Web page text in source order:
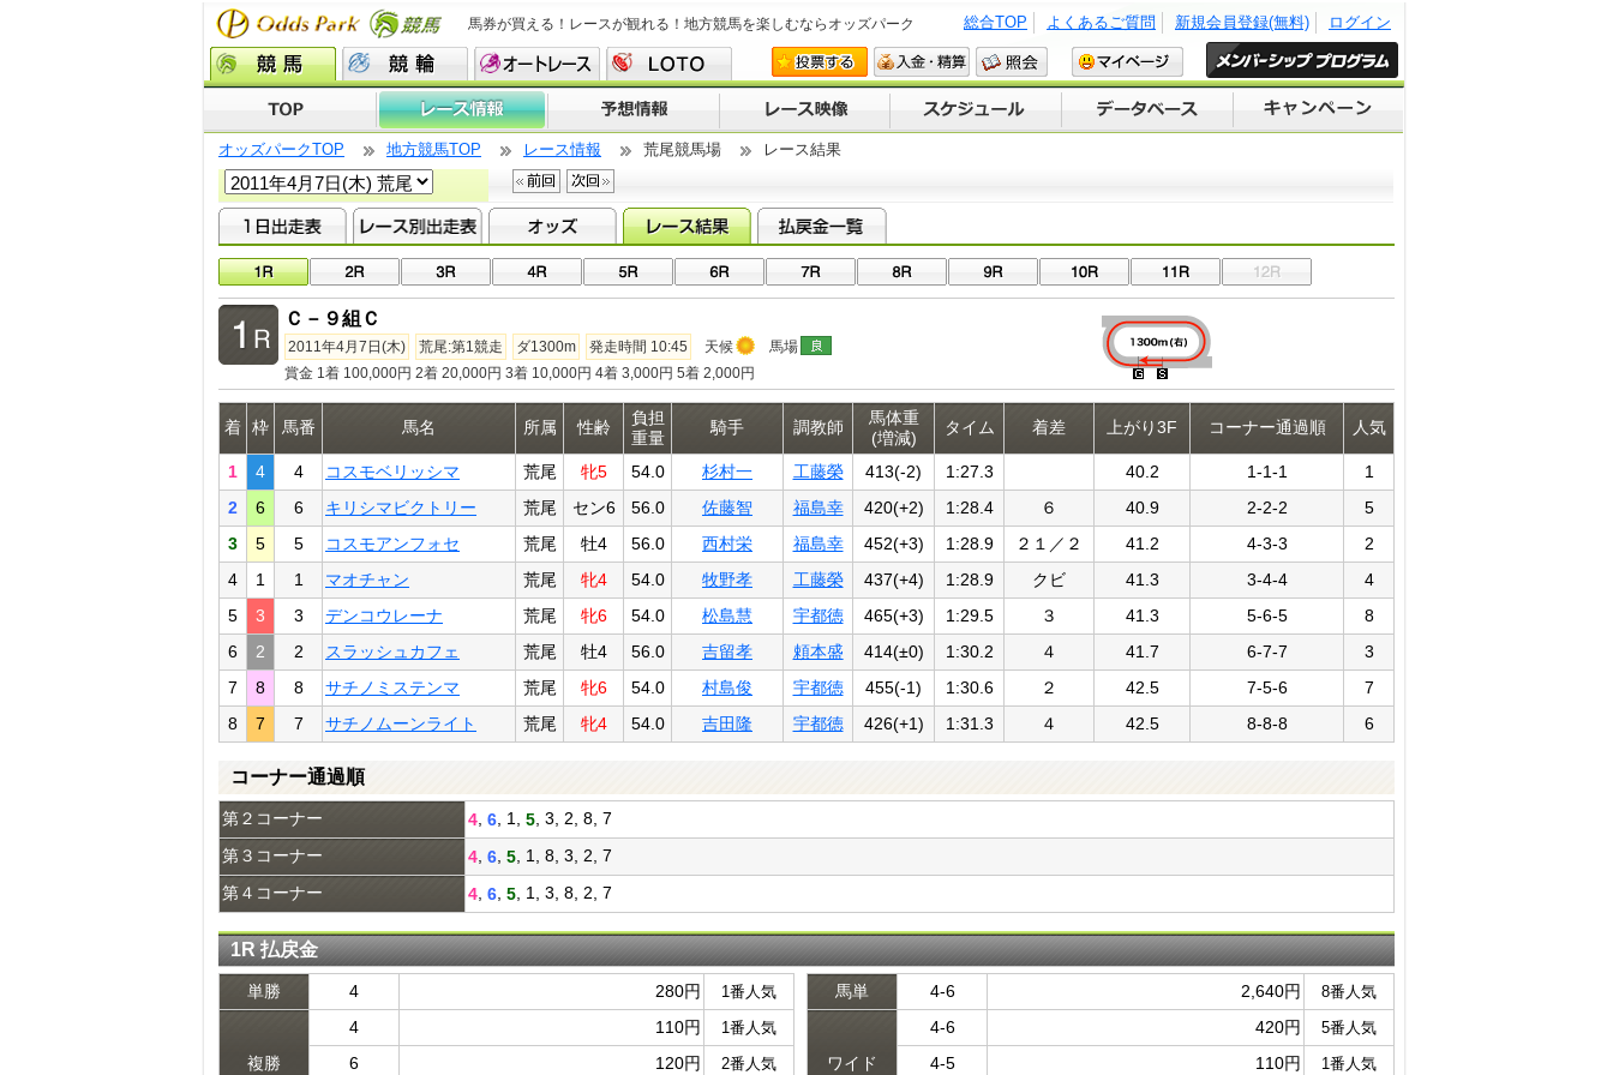
馬券が買える！レースが観れる！地方競馬を楽しむならオッズパーク ログイン
新規会員登録(無料)
よくあるご質問
総合TOP
オッズパークTOP 地方競馬TOP レース情報 荒尾競馬場 レース結果
Ｃ－９組Ｃ
2011年4月7日(木) 荒尾:第1競走 ダ1300m 発走時間 10:45 天候
馬場
賞金 1着 100,000円 2着 20,000円 3着 10,000円 4着 3,000円 5着 2,000円
着 枠 馬番 馬名 所属 性齢
負担
重量
騎手 調教師
馬体重
(増減)
タイム 着差 上がり3F コーナー通過順 人気
1 4 4 コスモベリッシマ 荒尾 牝5 54.0 杉村一 工藤榮 413(-2) 1:27.3 40.2 1-1-1
1
2
6 6 キリシマビクトリー 荒尾 セン6 56.0 佐藤智 福島幸 420(+2) 1:28.4 ６ 40.9 2-2-2
5
3
5 5 コスモアンフォセ 荒尾 牡4 56.0 西村栄 福島幸 452(+3) 1:28.9 ２１／２ 41.2 4-3-3
2
4
1 1 マオチャン 荒尾 牝4 54.0 牧野孝 工藤榮 437(+4) 1:28.9 クビ 41.3 3-4-4
4
5
3 3 デンコウレーナ 荒尾 牝6 54.0 松島慧 宇都徳 465(+3) 1:29.5 ３ 41.3 5-6-5
8
6
2 2 スラッシュカフェ 荒尾 牡4 56.0 吉留孝 頼本盛 414(±0) 1:30.2 ４ 41.7 6-7-7
3
7
8 8 サチノミステンマ 荒尾 牝6 54.0 村島俊 宇都徳 455(-1) 1:30.6 ２ 42.5 7-5-6
7
8
7 7 サチノムーンライト 荒尾 牝4 54.0 吉田隆 宇都徳 426(+1) 1:31.3 ４ 42.5 8-8-8 6
コーナー通過順
第２コーナー 4 6 , 1, 5 , 3, 2, 8, 7
第３コーナー
4 6 5 , 1, 8, 3, 2, 7
第４コーナー
4 6 5 , 1, 3, 8, 2, 7
1R 払戻金
単勝 4 280円 1番人気
複勝
4 110円 1番人気
6 120円 2番人気
馬単 4-6 2,640円 8番人気
ワイド
4-6 420円 5番人気
4-5 110円 1番人気